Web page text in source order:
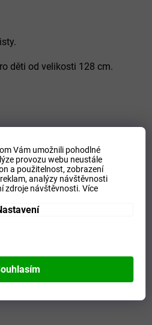
Vám umožnili pohodlné
provozu webu neustále
a použitelnost,zobrazení
analýzy návštěvnosti
zdroje návštěvnosti.Více
děti od velikosti 128 cm.
82
88
94
112